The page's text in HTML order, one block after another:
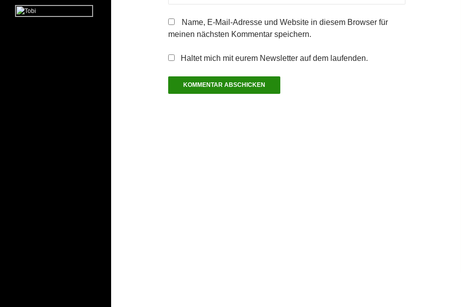
Name, E-Mail-Adresse und Website in diesem Browser für
meinen nächsten Kommentar speichern.
Haltet mich mit eurem Newsletter auf dem laufenden.